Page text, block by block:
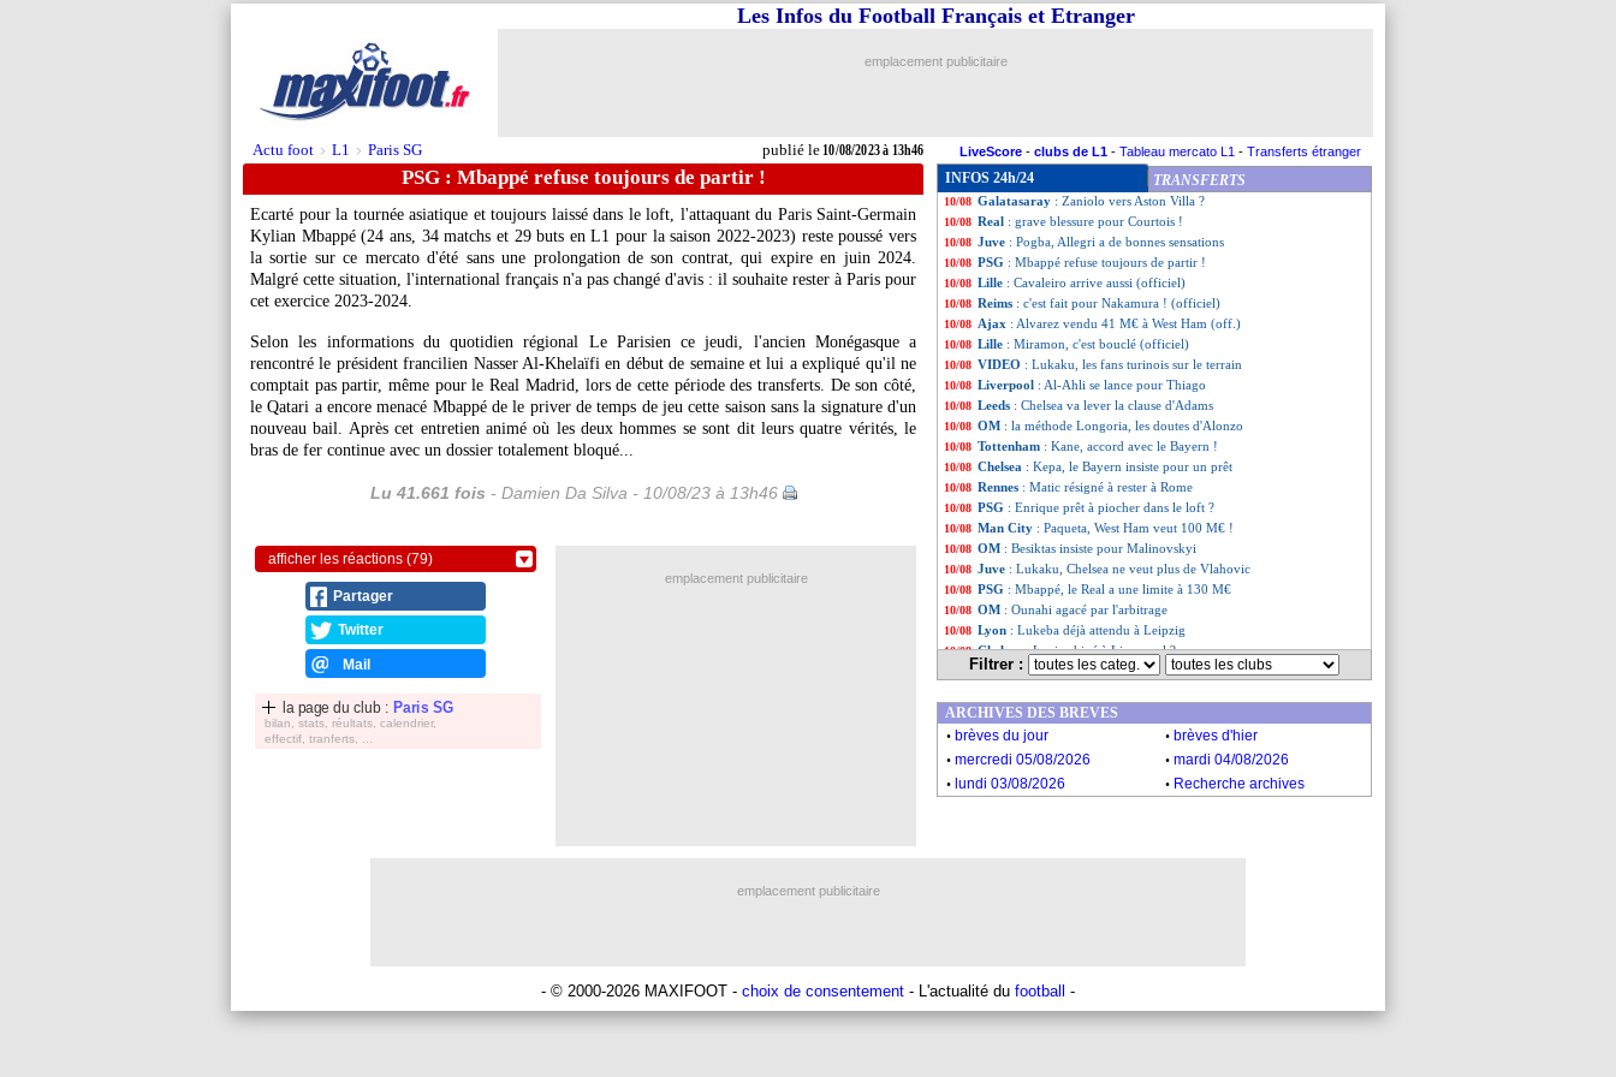
Actu foot > L1 > Paris SG publié le10/08/2023 à 13h46
Les Infos du Football Français et Etranger
emplacement publicitaire
LiveScore - clubs de L1 - Tableau mercato L1 - Transferts étranger
PSG : Mbappé refuse toujours de partir !
Ecarté pour la tournée asiatique et toujours laissé dans le loft, l'attaquant du Paris Saint-Germain
Kylian Mbappé(24 ans, 34 matchs et 29 buts en L1 pour la saison 2022-2023) reste poussé vers
la sortie sur ce mercato d'été sans une prolongation de son contrat, qui expire en juin 2024.
Malgré cette situation, l'international français n'a pas changé d'avis : il souhaite rester à Paris pour
cet exercice 2023-2024.
Selon les informations du quotidien régional Le Parisien ce jeudi, l'ancien Monégasque a
rencontré le président francilien Nasser Al-Khelaïfi en début de semaine et lui a expliqué qu'il ne
comptait pas partir, même pour le Real Madrid, lors de cette période des transferts. De son côté,
le Qatari a encore menacé Mbappé de le priver de temps de jeu cette saison sans la signature d'un
nouveau bail. Après cet entretien animé où les deux hommes se sont dit leurs quatre vérités, le
bras de fer continue avec un dossier totalement bloqué...
Lu 41.661 fois - Damien Da Silva - 10/08/23 à 13h46
afficher les réactions (79)
Partager
Twitter
Mail
la page du club : Paris SG
bilan, stats, réultats, calendrier,
effectif, tranferts, ...
INFOS 24h/24 TRANSFERTS
10/08 Real: Mbappé, la blague de Kroos
10/08 Milan
10/08 Chelsea : Monaco tient tête pour Washington !
10/08 Man City : Guardiola esquive pour Paqueta
10/08 Galatasaray : Zaniolo vers Aston Villa ?
10/08 Real : grave blessure pour Courtois !
10/08 Juve : Pogba, Allegri a de bonnes sensations
10/08 PSG : Mbappé refuse toujours de partir !
10/08 Lille : Cavaleiro arrive aussi (officiel)
10/08 Reims : c'est fait pour Nakamura ! (officiel)
10/08 Ajax : Alvarez vendu 41 M€ à West Ham (off.)
10/08 Lille : Miramon, c'est bouclé (officiel)
10/08 VIDEO : Lukaku, les fans turinois sur le terrain
10/08 Liverpool : Al-Ahli se lance pour Thiago
10/08 Leeds : Chelsea va lever la clause d'Adams
10/08 OM : la méthode Longoria, les doutes d'Alonzo
10/08 Tottenham : Kane, accord avec le Bayern !
10/08 Chelsea : Kepa, le Bayern insiste pour un prêt
10/08 Rennes : Matic résigné à rester à Rome
10/08 PSG : Enrique prêt à piocher dans le loft ?
10/08 Man City : Paqueta, West Ham veut 100 M€ !
10/08 OM : Besiktas insiste pour Malinovskyi
10/08 Juve : Lukaku, Chelsea ne veut plus de Vlahovic
10/08 PSG : Mbappé, le Real a une limite à 130 M€
10/08 OM : Ounahi agacé par l'arbitrage
10/08 Lyon : Lukeba déjà attendu à Leipzig
10/08 Chelsea: Lavia chipé à Liverpool ?
10/08 OM: Lopez refuse la moindre excuse
... Liste des brèves du mar. 8 août 2023
Filtrer :
emplacement publicitaire
ARCHIVES DES BREVES
. brèves du jour . brèves d'hier
. mercredi 05/08/2026 . mardi 04/08/2026
. lundi 03/08/2026 . Recherche archives
emplacement publicitaire
- © 2000-2026 MAXIFOOT - choix de consentement - L'actualité du football -